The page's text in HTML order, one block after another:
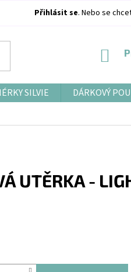
Přihlásit se. Nebo se
SILVIE DÁRKOVÝ
UTĚRKA -